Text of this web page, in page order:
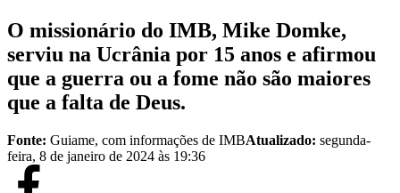
O missionário do IMB, Mike Domke,
serviu na Ucrânia por 15 anos e afirmou
que a guerra ou a fome não são maiores
que a falta de Deus.
Fonte: Guiame, com informações de IMBAtualizado: segunda-
feira, 8 de janeiro de 2024 às 19:36